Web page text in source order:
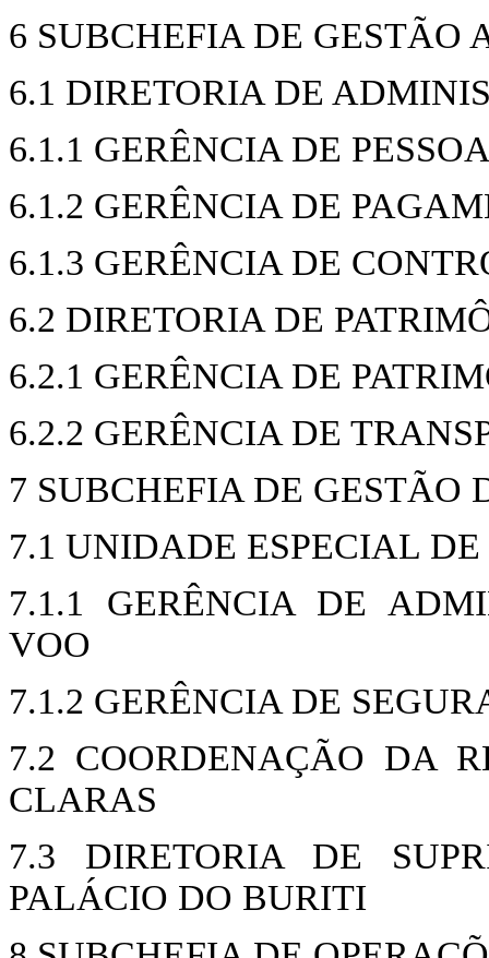
6 SUBCHEFIA DE GESTÃO
6.1 DIRETORIA DE
6.1.1 GERÊNCIA DE
6.1.2 GERÊNCIA DE
6.1.3 GERÊNCIA DE
6.2 DIRETORIA DE
6.2.1 GERÊNCIA DE
6.2.2 GERÊNCIA DE
7 SUBCHEFIA DE GESTÃO
7.1 UNIDADE ESPECIAL
7.1.1 GERÊNCIA DE
VOO
7.1.2 GERÊNCIA DE
7.2 COORDENAÇÃO DA
CLARAS
7.3 DIRETORIA DE
PALÁCIO DO BURITI